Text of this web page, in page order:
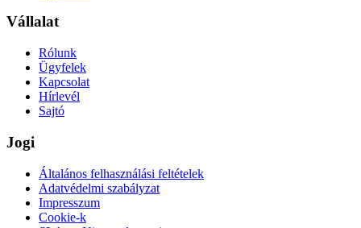
Vállalat
Rólunk
Ügyfelek
Kapcsolat
Hírlevél
Sajtó
Jogi
Általános felhasználási feltételek
Adatvédelmi szabályzat
Impresszum
Cookie-k